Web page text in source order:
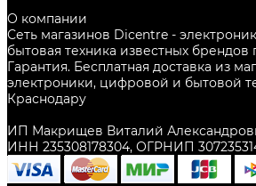
О компании
Сеть магазинов Dicentre -
бытовая техника известных
Гарантия. Бесплатная доставка из
электроники, цифровой и бытовой
Краснодару
ИП Макрищев Виталий
ИНН 235308178304, ОГРНИП